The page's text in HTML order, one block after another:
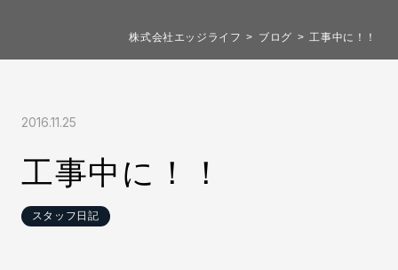
株式会社エッジライフ ブログ 工事中に！！
2016.11.25
工事中に！！
スタッフ日記